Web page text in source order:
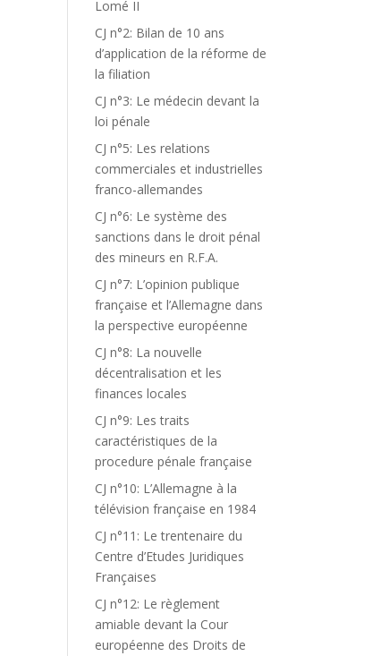
Lomé II
CJ n°2: Bilan de 10 ans
d’application de la réforme de
la filiation
CJ n°3: Le médecin devant la
loi pénale
CJ n°5: Les relations
commerciales et industrielles
franco-allemandes
CJ n°6: Le système des
sanctions dans le droit pénal
des mineurs en R.F.A.
CJ n°7: L’opinion publique
française et l’Allemagne dans
la perspective européenne
CJ n°8: La nouvelle
décentralisation et les
finances locales
CJ n°9: Les traits
caractéristiques de la
procedure pénale française
CJ n°10: L’Allemagne à la
télévision française en 1984
CJ n°11: Le trentenaire du
Centre d’Etudes Juridiques
Françaises
CJ n°12: Le règlement
amiable devant la Cour
européenne des Droits de